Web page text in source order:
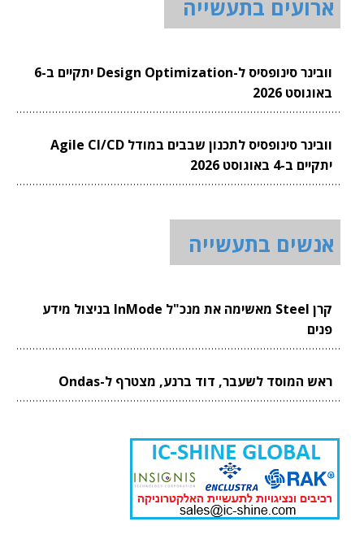
ארועים בתעשייה
וובינר סינופסיס ל-Design Optimization יתקיים ב-6
באוגוסט 2026
וובינר סינופסיס לתכנון שבבים במודל Agile CI/CD
יתקיים ב-4 באוגוסט 2026
אנשים בתעשייה
קרן Steel מאשימה את מנכ"ל InMode בניצול מידע
פנים
ראש המוסד לשעבר, דוד ברנע, מצטרף ל-Ondas